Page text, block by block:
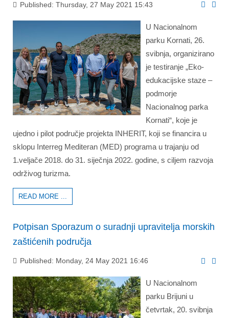
Published: Thursday, 27 May 2021 15:43
U Nacionalnom
parku Kornati, 26.
svibnja, organizirano
je testiranje „Eko-
edukacijske staze –
podmorje
Nacionalnog parka
Kornati“, koje je
ujedno i pilot područje projekta INHERIT, koji se financira u
sklopu Interreg Mediteran (MED) programa u trajanju od
1.veljače 2018. do 31. siječnja 2022. godine, s ciljem razvoja
održivog turizma.
READ MORE ...
Potpisan Sporazum o suradnji upravitelja morskih
zaštićenih područja
Published: Monday, 24 May 2021 16:46
U Nacionalnom
parku Brijuni u
četvrtak, 20. svibnja